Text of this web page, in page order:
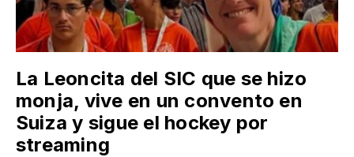
La Leoncita del SIC que se hizo
monja, vive en un convento en
Suiza y sigue el hockey por
streaming